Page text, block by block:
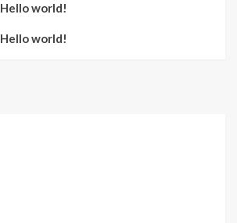
Hello world!
Hello world!